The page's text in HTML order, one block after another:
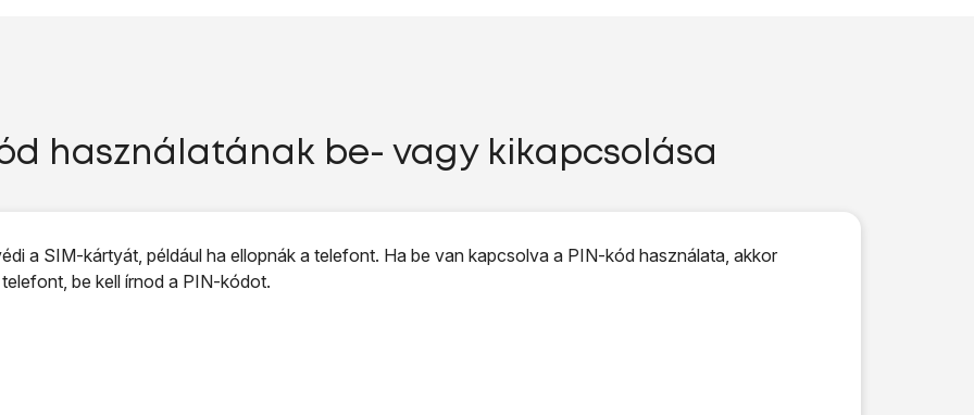
használatának be- vagy kikapcsolása
a SIM-kártyát, például ha ellopnák a telefont. Ha be van kapcsolva a PIN-kód használata, akkor
be kell írnod a PIN-kódot.